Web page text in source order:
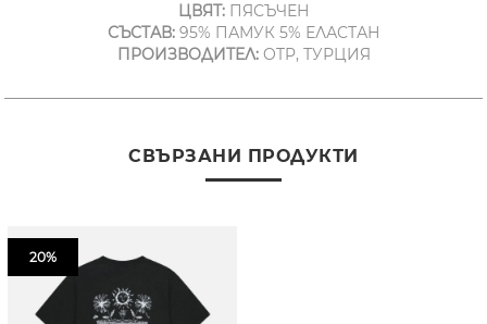
ЦВЯТ:ПЯСЪЧЕН
СЪСТАВ:95% ПАМУК 5% ЕЛАСТАН
ПРОИЗВОДИТЕЛ:OTP, ТУРЦИЯ
СВЪРЗАНИ ПРОДУКТИ
20%